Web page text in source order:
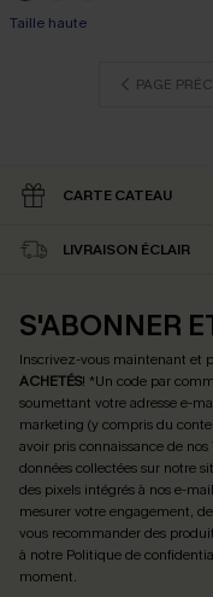
Taille haute
PAGE
CARTE CATEAU
LIVRAISON ÉCLAIR
S'ABONNER
Inscrivez-vous maintenant et
ACHETÉS! *Un code par
soumettant votre adresse e-
marketing (y compris du
avoir pris connaissance de nos
données collectées sur notre
des pixels intégrés à nos e-
mesurer votre engagement,
vous recommander des
à notre Politique de
moment.